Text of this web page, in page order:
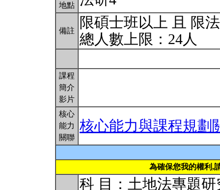
地點
備註
限碩士班以上 且 限
總人數上限：24人
課程
簡介
影片
核心
能力
關聯
核心能力與課程規劃
為確保您我的權利,
科 目：土地法專題研